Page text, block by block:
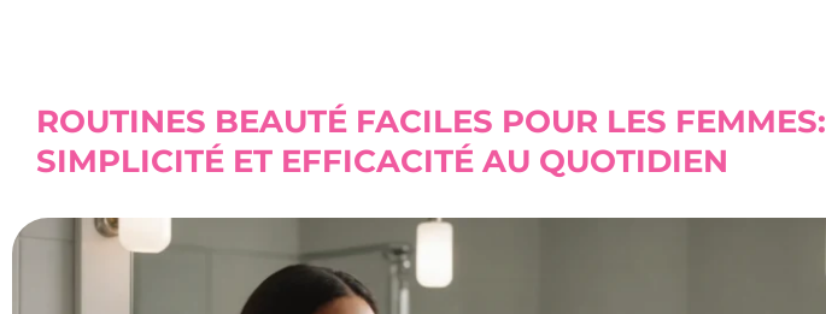
ROUTINES BEAUTÉ FACILES POUR LES FEMMES:
SIMPLICITÉ ET EFFICACITÉ AU QUOTIDIEN